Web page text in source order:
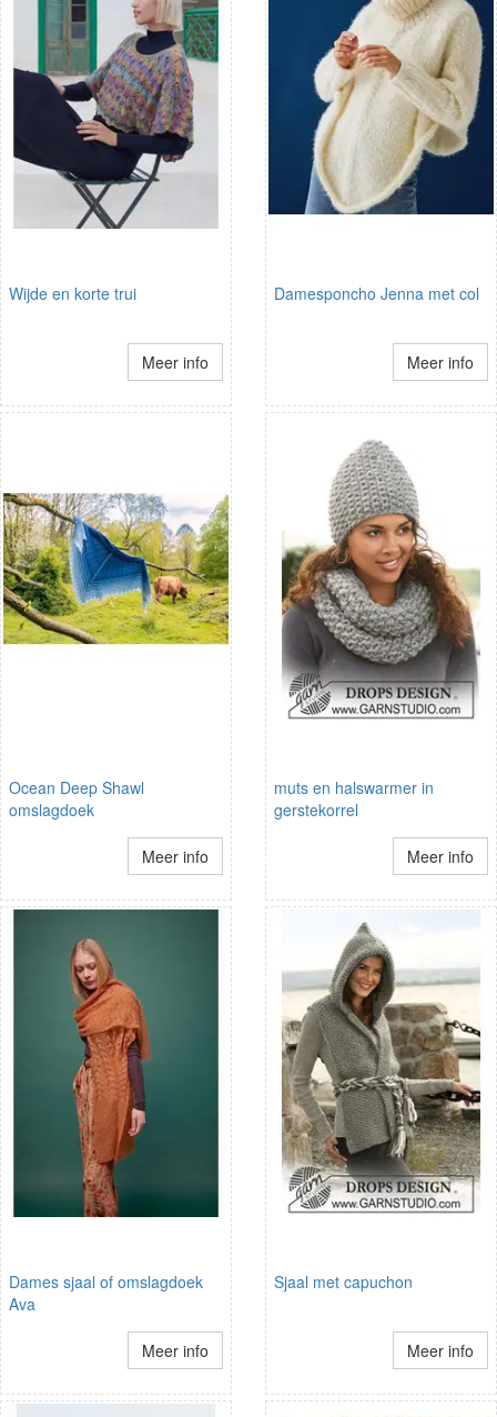
Wijde en korte trui
Meer info
Damesponcho Jenna met col
Meer info
Ocean Deep Shawl
omslagdoek
Meer info
muts en halswarmer in
gerstekorrel
Meer info
Dames sjaal of omslagdoek
Ava
Meer info
Sjaal met capuchon
Meer info